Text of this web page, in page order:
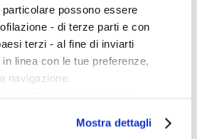
possono essere
- di terze parti e con
terzi - al fine di inviarti
linea con le tue preferenze,
navigazione.
ti invitiamo a prendere visione
Mostra dettagli